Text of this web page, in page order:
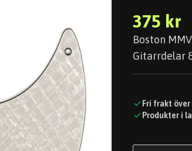
375 kr
Boston
Gitarrdelar
Fri frakt över
Produkter i